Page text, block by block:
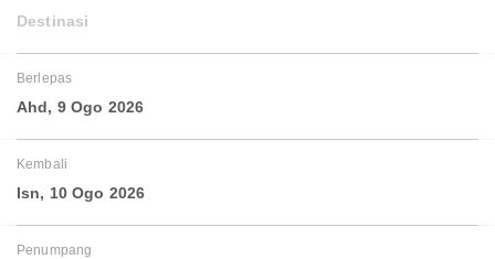
Destinasi
Berlepas
Ahd, 9 Ogo 2026
Kembali
Isn, 10 Ogo 2026
Penumpang